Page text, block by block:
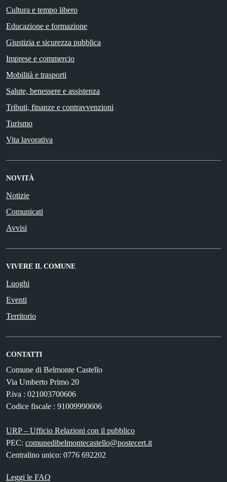
Cultura e tempo libero
Educazione e formazione
Giustizia e sicurezza pubblica
Imprese e commercio
Mobilità e trasporti
Salute, benessere e assistenza
Tributi, finanze e contravvenzioni
Turismo
Vita lavorativa
NOVITÀ
Notizie
Comunicati
Avvisi
VIVERE IL COMUNE
Luoghi
Eventi
Territorio
CONTATTI
Comune di Belmonte Castello
Via Umberto Primo 20
P.iva : 021003700606
Codice fiscale : 91009990606
URP – Ufficio Relazioni con il pubblico
PEC: comunedibelmontecastello@postecert.it
Centralino unico: 0776 692202
Leggi le FAQ